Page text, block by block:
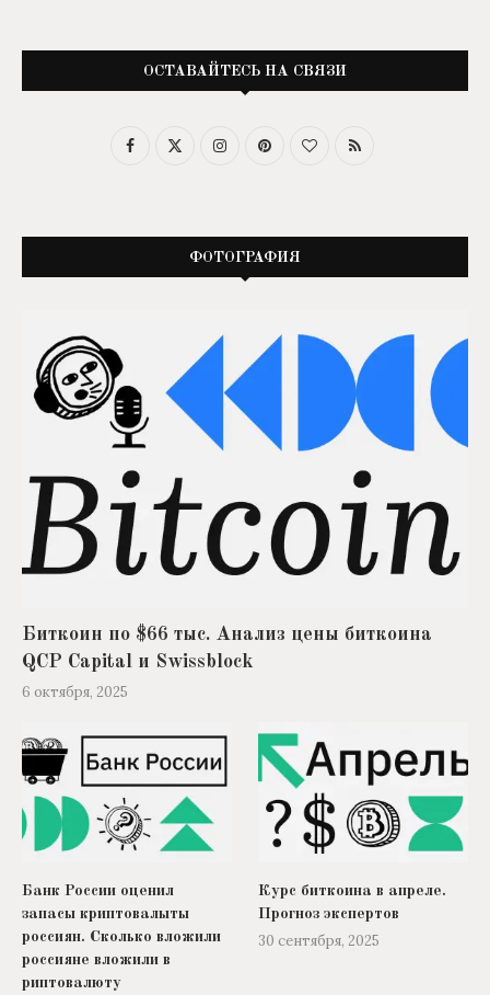
ОСТАВАЙТЕСЬ НА СВЯЗИ
ФОТОГРАФИЯ
Биткоин по $66 тыс. Анализ цены биткоина
QCP Capital и Swissblock
6 октября, 2025
Банк России оценил
запасы криптовалыты
россиян. Сколько вложили
россияне вложили в
риптовалюту
Курс биткоина в апреле.
Прогноз экспертов
30 сентября, 2025